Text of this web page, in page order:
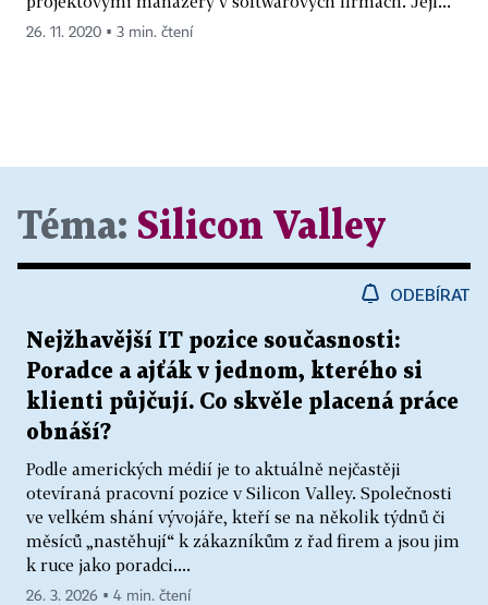
26. 11. 2020 ▪ 3 min. čtení
Téma: Silicon Valley
ODEBÍRAT
Nejžhavější IT pozice současnosti:
Poradce a ajťák v jednom, kterého si
klienti půjčují. Co skvěle placená práce
obnáší?
Podle amerických médií je to aktuálně nejčastěji
otevíraná pracovní pozice v Silicon Valley. Společnosti
ve velkém shání vývojáře, kteří se na několik týdnů či
měsíců „nastěhují“ k zákazníkům z řad firem a jsou jim
k ruce jako poradci....
26. 3. 2026 ▪ 4 min. čtení